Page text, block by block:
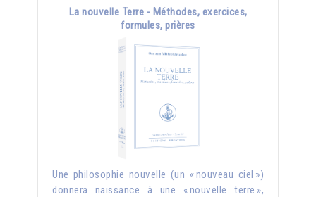
La nouvelle Terre - Méthodes, exercices,
formules, prières
Une philosophie nouvelle (un « nouveau ciel »)
donnera naissance à une « nouvelle terre »,